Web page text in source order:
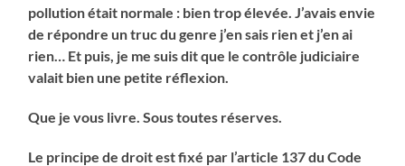
pollution était normale : bien trop élevée. J’avais envie
de répondre un truc du genre j’en sais rien et j’en ai
rien… Et puis, je me suis dit que le contrôle judiciaire
valait bien une petite réflexion.
Que je vous livre. Sous toutes réserves.
Le principe de droit est fixé par l’article 137 du Code